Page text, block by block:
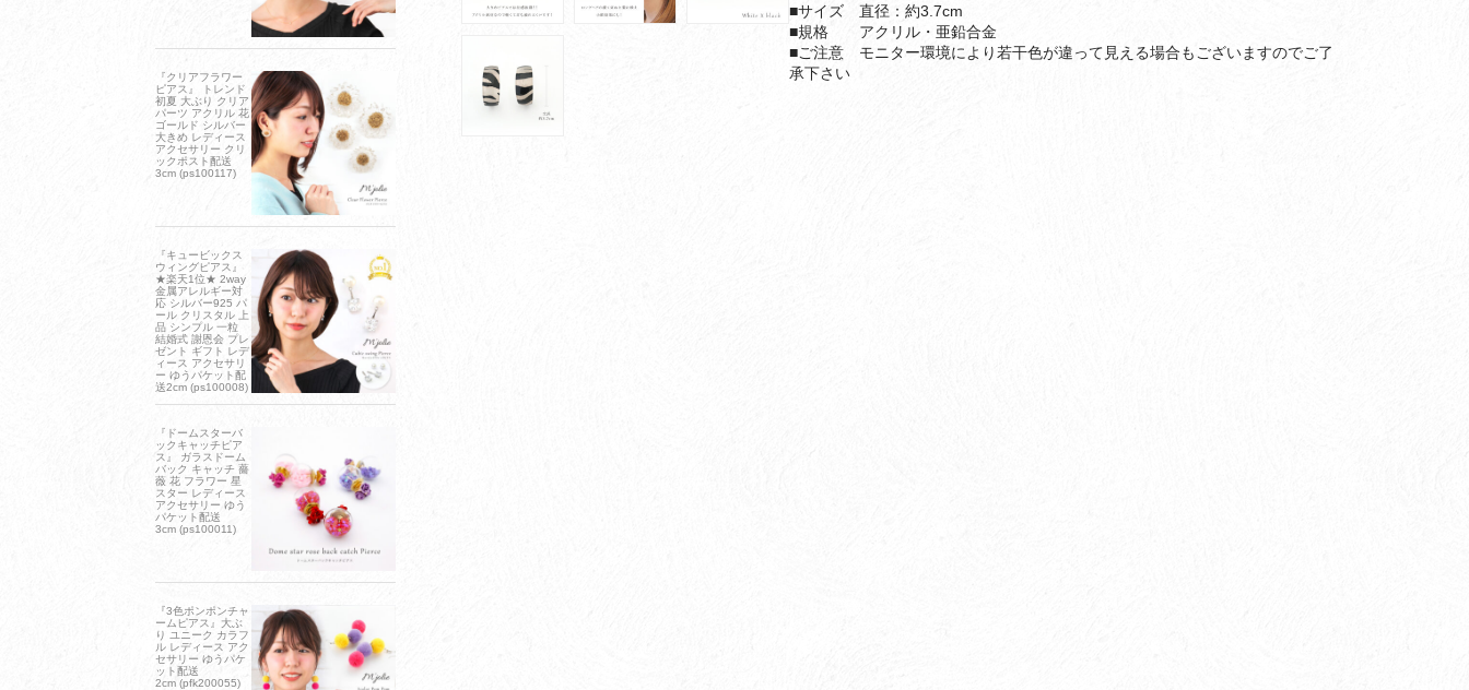
■サイズ 直径：約3.7cm
■規格 アクリル・亜鉛合金
■ご注意 モニター環境により若干色が違って見える場合もございますのでご了
承下さい
『クリアフラワー
ピアス』 トレンド
初夏 大ぶり クリア
パーツ アクリル 花
ゴールド シルバー
大きめ レディース
アクセサリー クリ
ックポスト配送
3cm (ps100117)
『キュービックス
ウィングピアス』
★楽天1位★ 2way
金属アレルギー対
応 シルバー925 パ
ール クリスタル 上
品 シンプル 一粒
結婚式 謝恩会 プレ
ゼント ギフト レデ
ィース アクセサリ
ー ゆうパケット配
送2cm (ps100008)
『ドームスターバ
ックキャッチピア
ス』 ガラスドーム
バック キャッチ 薔
薇 花 フラワー 星
スター レディース
アクセサリー ゆう
パケット配送
3cm (ps100011)
『3色ポンポンチャ
ームピアス』大ぶ
り ユニーク カラフ
ル レディース アク
セサリー ゆうパケ
ット配送
2cm (pfk200055)